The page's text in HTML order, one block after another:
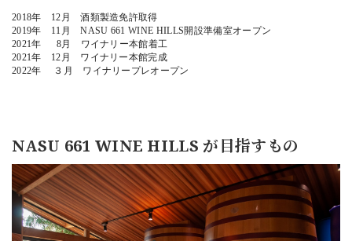
2018年 12月 酒類製造免許取得
2019年 11月 NASU 661 WINE HILLS開設準備室オープン
2021年 8月 ワイナリー本館着工
2021年 12月 ワイナリー本館完成
2022年 ３月 ワイナリープレオープン
NASU 661 WINE HILLS が目指すもの